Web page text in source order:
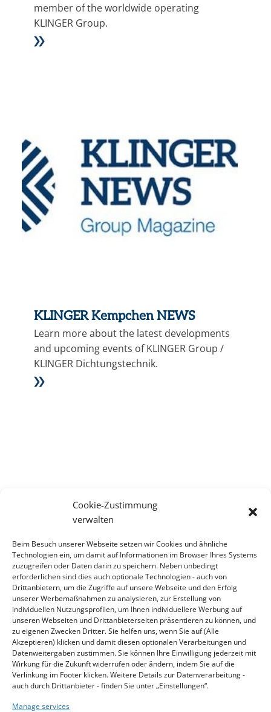
Cookie-Zustimmung
verwalten
Beim Besuch unserer Webseite setzen wir Cookies und ähnliche
Technologien ein, um damit auf Informationen im Browser Ihres Systems
zuzugreifen oder Daten darin zu speichern. Neben unbedingt
erforderlichen sind dies auch optionale Technologien - auch von
Drittanbietern, um die Zugriffe auf unsere Webseite und den Erfolg
unserer Werbemaßnahmen zu analysieren, zur Erstellung von
individuellen Nutzungsprofilen, um Ihnen individuellere Werbung auf
unseren Webseiten und Drittanbieterseiten präsentieren zu können, und
zu eigenen Zwecken Dritter. Sie helfen uns, wenn Sie auf (Alle
Akzeptieren) klicken und damit diesen optionalen Verarbeitungen und
Datenweitergaben zustimmen. Sie können Ihre Einwilligung jederzeit mit
Wirkung für die Zukunft widerrufen oder ändern, indem Sie auf die
Verlinkung im Footer klicken. Weitere Details zur Datenverarbeitung -
auch durch Drittanbieter - finden Sie unter „Einstellungen“.
Manage services
member of the worldwide operating
KLINGER Group.
KLINGER Kempchen NEWS
Learn more about the latest developments
and upcoming events of KLINGER Group /
KLINGER Dichtungstechnik.
Contact
ADDRESS
KLINGER Kempchen GmbH
Im Waldteich 21 » D-46147 Oberhausen
T +49 208-8482-0 » F +49 208-8482-285
info@klinger-kempchen.de